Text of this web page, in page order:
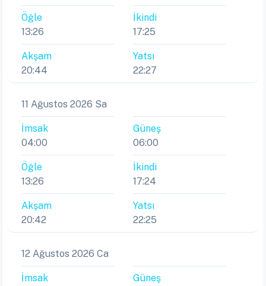
Öğle
13:26
İkindi
17:25
Akşam
20:44
Yatsı
22:27
11 Ağustos 2026 Sa
İmsak
04:00
Güneş
06:00
Öğle
13:26
İkindi
17:24
Akşam
20:42
Yatsı
22:25
12 Ağustos 2026 Ca
İmsak
Güneş